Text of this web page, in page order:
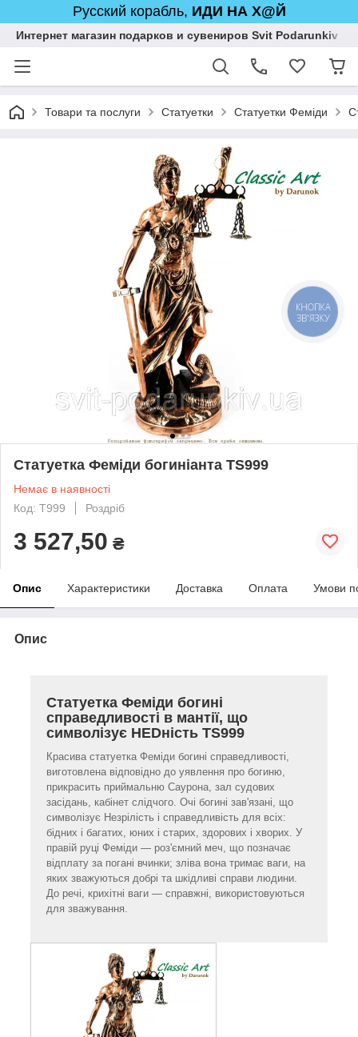
Русский корабль, ИДИ НА Х@Й
Интернет магазин подарков и сувениров Svit Podarunkiv
Товари та послуги Статуетки Статуетки Феміди
Статуетка Феміди богиніанта TS999
Немає в наявності
Код: T999
Роздріб
3 527,50 ₴
Опис Характеристики Доставка Оплата Умови
Опис
Статуетка Феміди богині
справедливості в мантії, що
символізує HEDність TS999
Красива статуетка Феміди богині справедливості,
виготовлена відповідно до уявлення про богиню,
прикрасить приймальню Саурона, зал судових
засідань, кабінет слідчого. Очі богині зав'язані, що
символізує Hезрілість і справедливість для всіх:
бідних і багатих, юних і старих, здорових і хворих. У
правій руці Феміди — роз'ємний меч, що позначає
відплату за погані вчинки; зліва вона тримає ваги, на
яких зважуються добрі та шкідливі справи людини.
До речі, крихітні ваги — справжні, використовуються
для зважування.
КНОПКА
ЗВ'ЯЗКУ